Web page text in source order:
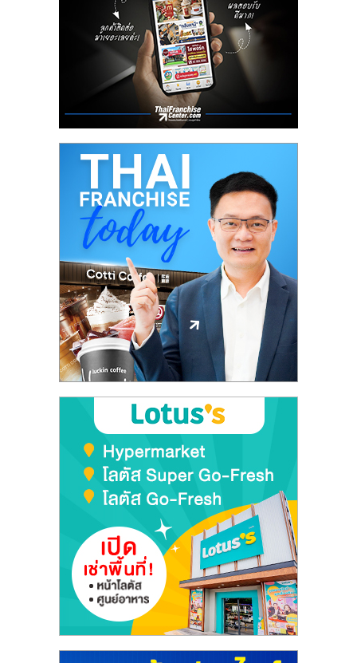
ปรึกษา
การ
ลงทุน
และ
ขยาย
ไชส์,